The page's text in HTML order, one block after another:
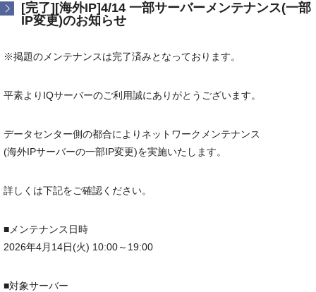
[完了][海外IP]4/14 一部サーバーメンテナンス(一部
IP変更)のお知らせ
※掲題のメンテナンスは完了済みとなっております。
平素よりIQサーバーのご利用誠にありがとうございます。
データセンター側の都合によりネットワークメンテナンス
(海外IPサーバーの一部IP変更)を実施いたします。
詳しくは下記をご確認ください。
■メンテナンス日時
2026年4月14日(火) 10:00～19:00
■対象サーバー